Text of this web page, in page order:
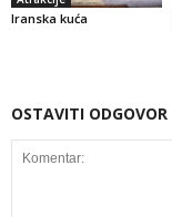
Iranska kuća
OSTAVITI ODGOVOR